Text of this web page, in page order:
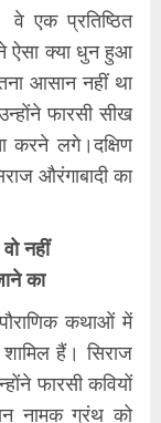
वे एक प्रतिष्ठित
ऐसा क्या धुन हुआ
आसान नहीं था
फारसी सीख
करने लगे।दक्षिण
औरंगाबादी का
नहीं
का
कथाओं में
हैं। सिराज
फारसी कवियों
नामक ग्रंथ को